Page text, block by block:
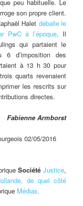
peu habituelle. Le
son propre client.
Halet déballe le
PwC à l’époque. Il
qui partaient le
6 d’imposition des
à 13 h 30 pour
quarts revenaient
les rescrits sur
directes.
Fabienne Armborst
02/05/2016
Société Justice,
de quel côté
Médias,